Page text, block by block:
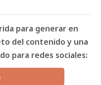
para generar en
del contenido y una
para redes sociales: